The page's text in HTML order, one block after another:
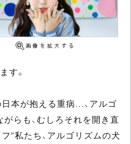
す。
本が抱える重病...、アルゴ
らも、むしろそれを開き直
“私たち、アルゴリズムの犬